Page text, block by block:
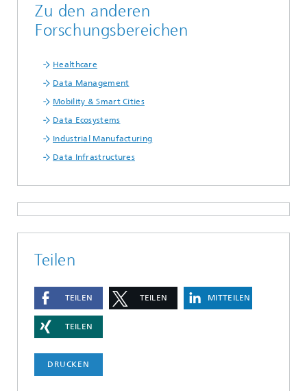
Zu den anderen
Forschungsbereichen
Healthcare
Data Management
Mobility & Smart Cities
Data Ecosystems
Industrial Manufacturing
Data Infrastructures
Teilen
TEILEN TEILEN MITTEILEN
TEILEN
DRUCKEN